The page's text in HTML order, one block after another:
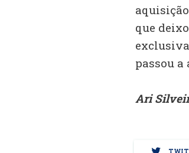
que
passou a
Ari